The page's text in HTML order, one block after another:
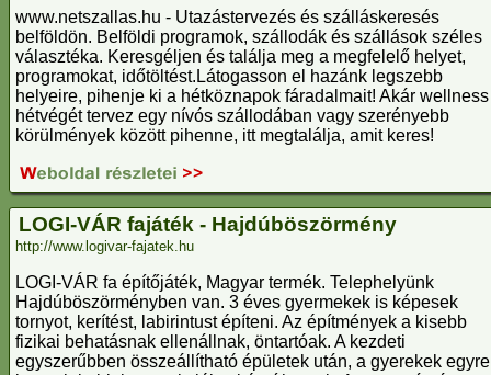
www.netszallas.hu - Utazástervezés és szálláskeresés
belföldön. Belföldi programok, szállodák és szállások széles
választéka. Keresgéljen és találja meg a megfelelő helyet,
programokat, időtöltést.Látogasson el hazánk legszebb
helyeire, pihenje ki a hétköznapok fáradalmait! Akár wellness
hétvégét tervez egy nívós szállodában vagy szerényebb
körülmények között pihenne, itt megtalálja, amit keres!
LOGI-VÁR fajáték - Hajdúböszörmény
http://www.logivar-fajatek.hu
LOGI-VÁR fa építőjáték, Magyar termék. Telephelyünk
Hajdúböszörményben van. 3 éves gyermekek is képesek
tornyot, kerítést, labirintust építeni. Az építmények a kisebb
fizikai behatásnak ellenállnak, öntartóak. A kezdeti
egyszerűbben összeállítható épületek után, a gyerekek egyre